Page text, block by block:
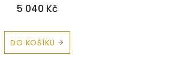
5 040 Kč
DO KOŠÍKU